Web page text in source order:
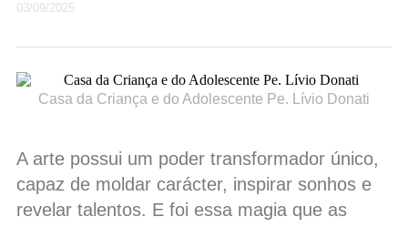
03/09/2025
Casa da Criança e do Adolescente Pe. Lívio Donati
A arte possui um poder transformador único,
capaz de moldar carácter, inspirar sonhos e
revelar talentos. E foi essa magia que as